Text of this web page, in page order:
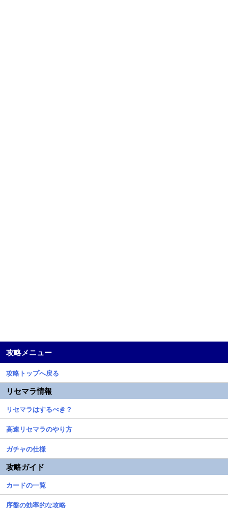
攻略メニュー
攻略トップへ戻る
リセマラ情報
リセマラはするべき？
高速リセマラのやり方
ガチャの仕様
攻略ガイド
カードの一覧
序盤の効率的な攻略